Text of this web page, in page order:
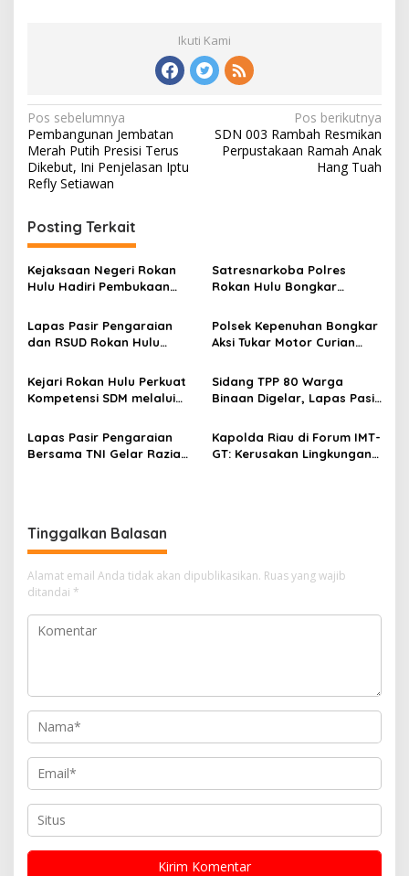
Ikuti Kami
Navigasi
pos
Pos sebelumnya
Pembangunan Jembatan
Merah Putih Presisi Terus
Dikebut, Ini Penjelasan Iptu
Refly Setiawan
Pos berikutnya
SDN 003 Rambah Resmikan
Perpustakaan Ramah Anak
Hang Tuah
Posting Terkait
Kejaksaan Negeri Rokan
Hulu Hadiri Pembukaan
Tingkat Kabupaten Rokan
Hulu 2026
Satresnarkoba Polres
Rokan Hulu Bongkar
Pelaku Ditangkap di
Perkebunan Sawit
Lapas Pasir Pengaraian
dan RSUD Rokan Hulu
Darah untuk Kemanusiaan
Polsek Kepenuhan Bongkar
Aksi Tukar Motor Curian
Diamankan
Kejari Rokan Hulu Perkuat
Kompetensi SDM melalui
Corporate University
Bidang Perencanaan 2026
Sidang TPP 80 Warga
Binaan Digelar, Lapas Pasir
Berikan Layanan Integrasi
Transparan dan Gratis
Lapas Pasir Pengaraian
Bersama TNI Gelar Razia
Kapolda Riau di Forum IMT-
GT: Kerusakan Lingkungan
Tinggalkan Balasan
Alamat email Anda tidak akan dipublikasikan. Ruas yang wajib
ditandai *